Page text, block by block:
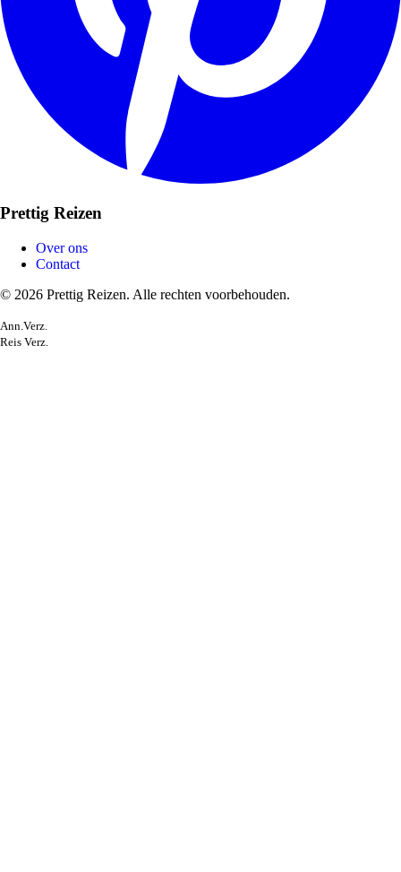
Prettig Reizen
Over ons
Contact
© 2026 Prettig Reizen. Alle rechten voorbehouden.
Ann.Verz.
Reis Verz.